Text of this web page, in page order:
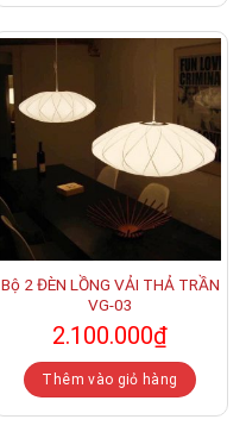
Bộ 2 ĐÈN LỒNG VẢI THẢ TRẦN
VG-03
2.100.000₫
Thêm vào giỏ hàng